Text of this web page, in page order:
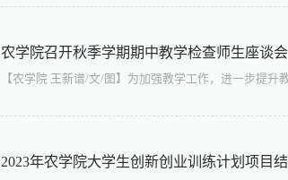
农学院召开秋季学期期中教学检查师生座谈会
2023年农学院大学生创新创业训练计划项目